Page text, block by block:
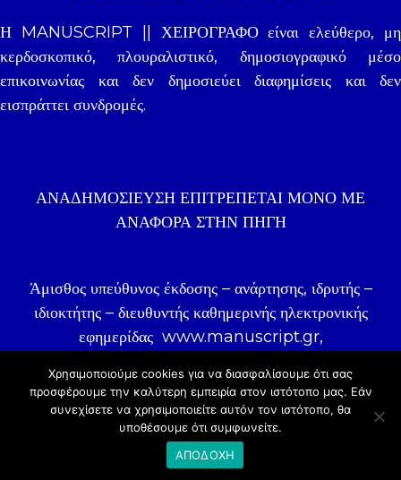
Η MANUSCRIPT || ΧΕΙΡΟΓΡΑΦΟ είναι ελεύθερο, μη
κερδοσκοπικό, πλουραλιστικό, δημοσιογραφικό μέσο
επικοινωνίας και δεν δημοσιεύει διαφημίσεις και δεν
εισπράττει συνδρομές.
ΑΝΑΔΗΜΟΣΊΕΥΣΗ ΕΠΙΤΡΈΠΕΤΑΙ ΜΌΝΟ ΜΕ
ΑΝΑΦΟΡΑ ΣΤΗΝ ΠΗΓΉ
Άμισθος υπεύθυνος έκδοσης – ανάρτησης, ιδρυτής –
ιδιοκτήτης – διευθυντής καθημερινής ηλεκτρονικής
εφημερίδας www.manuscript.gr,
© 2020 |COSMOTE NewSite4U
Χρησιμοποιούμε cookies για να διασφαλίσουμε ότι σας
προσφέρουμε την καλύτερη εμπειρία στον ιστότοπo μας. Εάν
συνεχίσετε να χρησιμοποιείτε αυτόν τον ιστότοπο, θα
υποθέσουμε ότι συμφωνείτε.
ΑΠΟΔΟΧΗ